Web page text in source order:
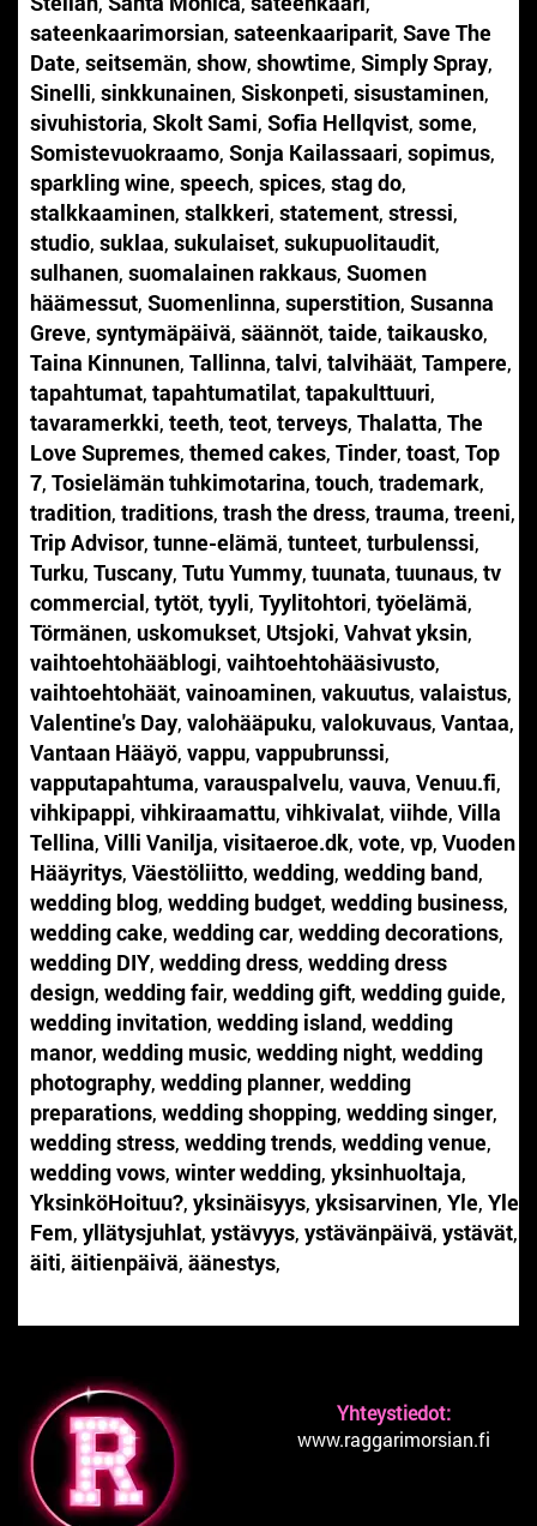
sateenkaarimorsian, sateenkaariparit, Save The
Date, seitsemän, show, showtime, Simply Spray,
Sinelli, sinkkunainen, Siskonpeti, sisustaminen,
sivuhistoria, Skolt Sami, Sofia Hellqvist, some,
Somistevuokraamo, Sonja Kailassaari, sopimus,
sparkling wine, speech, spices, stag do,
stalkkaaminen, stalkkeri, statement, stressi,
studio, suklaa, sukulaiset, sukupuolitaudit,
sulhanen, suomalainen rakkaus, Suomen
häämessut, Suomenlinna, superstition, Susanna
Greve, syntymäpäivä, säännöt, taide, taikausko,
Taina Kinnunen, Tallinna, talvi, talvihäät, Tampere,
tapahtumat, tapahtumatilat, tapakulttuuri,
tavaramerkki, teeth, teot, terveys, Thalatta, The
Love Supremes, themed cakes, Tinder, toast, Top
7, Tosielämän tuhkimotarina, touch, trademark,
tradition, traditions, trash the dress, trauma, treeni,
Trip Advisor, tunne-elämä, tunteet, turbulenssi,
Turku, Tuscany, Tutu Yummy, tuunata, tuunaus, tv
commercial, tytöt, tyyli, Tyylitohtori, työelämä,
Törmänen, uskomukset, Utsjoki, Vahvat yksin,
vaihtoehtohääblogi, vaihtoehtohääsivusto,
vaihtoehtohäät, vainoaminen, vakuutus, valaistus,
Valentine's Day, valohääpuku, valokuvaus, Vantaa,
Vantaan Hääyö, vappu, vappubrunssi,
vapputapahtuma, varauspalvelu, vauva, Venuu.fi,
vihkipappi, vihkiraamattu, vihkivalat, viihde, Villa
Tellina, Villi Vanilja, visitaeroe.dk, vote, vp, Vuoden
Hääyritys, Väestöliitto, wedding, wedding band,
wedding blog, wedding budget, wedding business,
wedding cake, wedding car, wedding decorations,
wedding DIY, wedding dress, wedding dress
design, wedding fair, wedding gift, wedding guide,
wedding invitation, wedding island, wedding
manor, wedding music, wedding night, wedding
photography, wedding planner, wedding
preparations, wedding shopping, wedding singer,
wedding stress, wedding trends, wedding venue,
wedding vows, winter wedding, yksinhuoltaja,
YksinköHoituu?, yksinäisyys, yksisarvinen, Yle, Yle
Fem, yllätysjuhlat, ystävyys, ystävänpäivä, ystävät,
äiti, äitienpäivä, äänestys,
Yhteystiedot:
www.raggarimorsian.fi